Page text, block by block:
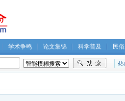
学术争鸣 论文集锦 科学普及 民